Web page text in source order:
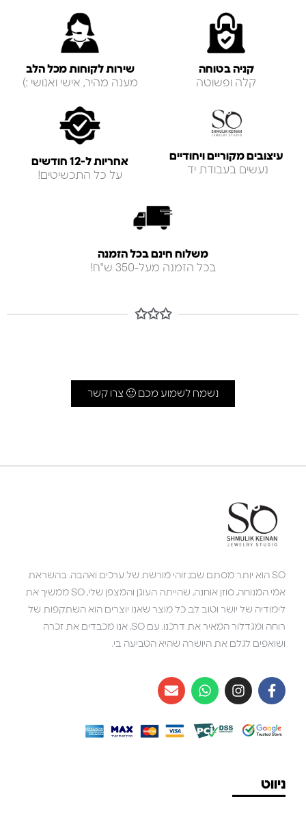
קניה בטוחה
קלה ופשוטה
שירות לקוחות מכל הלב
מענה מהיר, אישי ואנושי :)
עיצובים מקוריים ויחודיים
נעשים בעבודת יד
אחריות ל-12 חודשים
על כל התכשיטים!
משלוח חינם בכל הזמנה
בכל הזמנה מעל-350 ש"ח!
✩✩✩
נשמח לשמוע מכם 🙂 צרו קשר
SO הוא יותר מסתם שם; זוהי מורשת של ערכים ואהבה. בהשראת
אמי המנוחה, סוזן אוחנה, שהייתה העוגן והמצפן שלי, SO ממשיך את
לימודיה של יושר וטוב לב. כל מוצר שאנו יוצרים הוא השתקפות של
רוחה ומגדלור המאיר את דרכנו. עם SO, אנו מכבדים את זכרה
ושואפים לגלם את היושרה שהיא הטביעה בי.
ניווט